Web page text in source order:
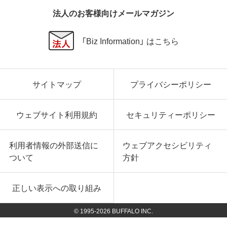
法人のお客様向けメールマガジン
「Biz Information」 はこちら
サイトマップ プライバシーポリシー
ウェブサイト利用規約 セキュリティーポリシー
利用者情報の外部送信に
ついて
ウェブアクセシビリティ
方針
正しい表示への取り組み
© 1995-2026 BUFFALO INC.